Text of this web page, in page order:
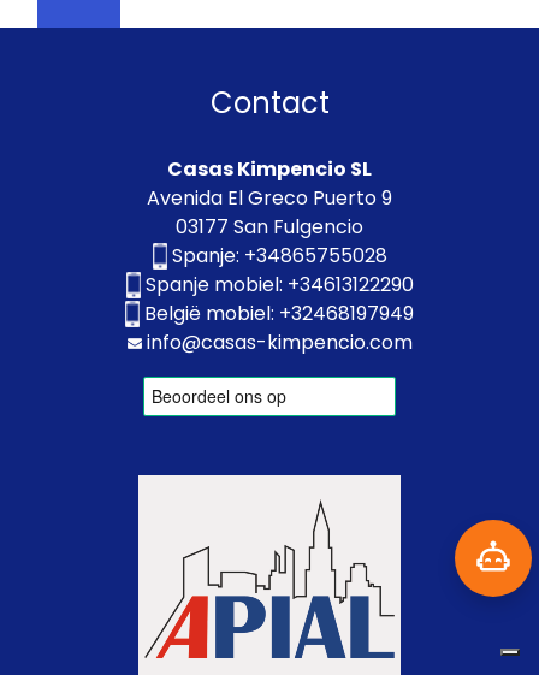
Contact
Casas Kimpencio SL
Avenida El Greco Puerto 9
03177 San Fulgencio
Spanje: +34865755028
Spanje mobiel: +34613122290
België mobiel: +32468197949
info@casas-kimpencio.com